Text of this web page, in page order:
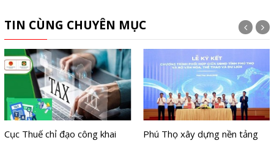
TIN CÙNG CHUYÊN MỤC
Cục Thuế chỉ đạo công khai Phú Thọ xây dựng nền tảng